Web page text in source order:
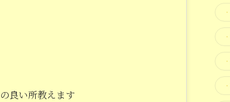
良い所教えます
・
・
・
・